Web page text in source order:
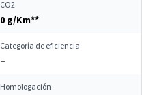
CO2
0 g/Km**
Categoría de eficiencia
–
Homologación